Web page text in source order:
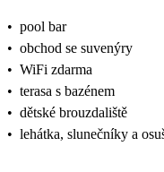
• pool bar
• obchod se suvenýry
• WiFi zdarma
• terasa s bazénem
• dětské brouzdaliště
• lehátka, slunečníky a